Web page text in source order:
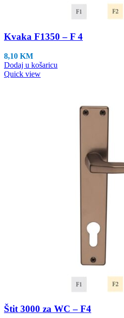
Kvaka F1350 – F 4
8,10 KM
Dodaj u košaricu
Quick view
Štit 3000 za WC – F4